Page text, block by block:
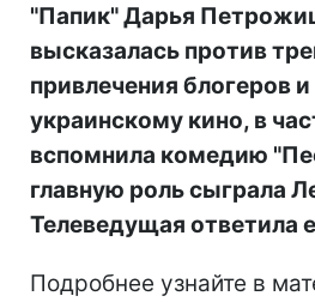
"Папик" Дарья
высказалась против
привлечения блогеров
украинскому кино, в
вспомнила комедию
главную роль сыграла
Телеведущая ответила
Подробнее узнайте в